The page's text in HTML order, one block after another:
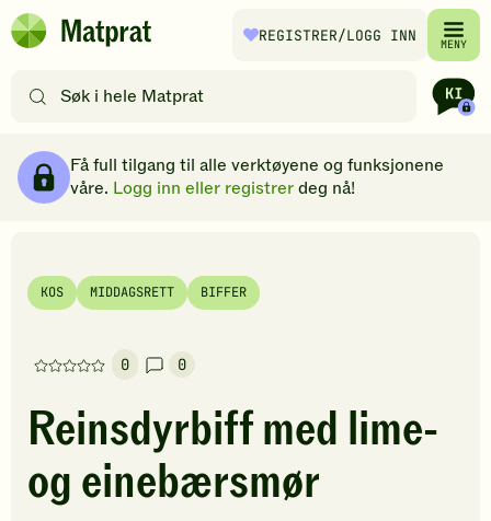
Hopp til hovedinnhold
Matprat
REGISTRER/LOGG INN MENY
etter
filtre
Få full tilgang til alle verktøyene og funksjonene
våre. Logg inn eller registrerdeg nå!
KOS MIDDAGSRETT BIFFER
0
Denne
har
foreløpig
ingen
vurderinger.
0
Reinsdyrbiff med lime-
og einebærsmør